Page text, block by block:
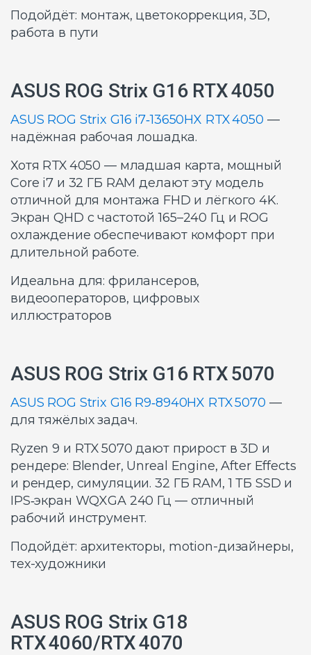
Подойдёт: монтаж, цветокоррекция, 3D,
работа в пути
ASUS ROG Strix G16 RTX 4050
ASUS ROG Strix G16 i7‑13650HX RTX 4050 —
надёжная рабочая лошадка.
Хотя RTX 4050 — младшая карта, мощный
Core i7 и 32 ГБ RAM делают эту модель
отличной для монтажа FHD и лёгкого 4K.
Экран QHD с частотой 165–240 Гц и ROG
охлаждение обеспечивают комфорт при
длительной работе.
Идеальна для: фрилансеров,
видеооператоров, цифровых
иллюстраторов
ASUS ROG Strix G16 RTX 5070
ASUS ROG Strix G16 R9‑8940HX RTX 5070 —
для тяжёлых задач.
Ryzen 9 и RTX 5070 дают прирост в 3D и
рендере: Blender, Unreal Engine, After Effects
и рендер, симуляции. 32 ГБ RAM, 1 ТБ SSD и
IPS‑экран WQXGA 240 Гц — отличный
рабочий инструмент.
Подойдёт: архитекторы, motion-дизайнеры,
тех-художники
ASUS ROG Strix G18
RTX 4060/RTX 4070